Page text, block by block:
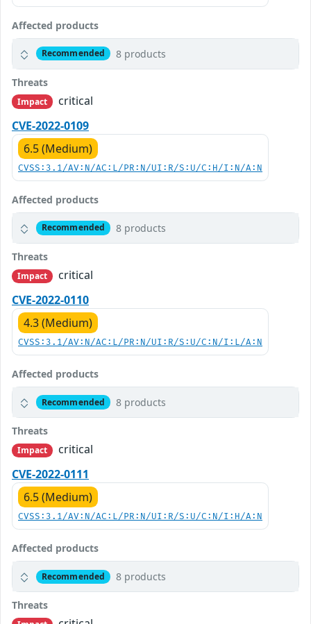
Affected products
Recommended 8 products
Threats
Impact
critical
CVE-2022-0109
6.5 (Medium)
CVSS:3.1/AV:N/AC:L/PR:N/UI:R/S:U/C:H/I:N/A:N
Affected products
Recommended 8 products
Threats
Impact
critical
CVE-2022-0110
4.3 (Medium)
CVSS:3.1/AV:N/AC:L/PR:N/UI:R/S:U/C:N/I:L/A:N
Affected products
Recommended 8 products
Threats
Impact
critical
CVE-2022-0111
6.5 (Medium)
CVSS:3.1/AV:N/AC:L/PR:N/UI:R/S:U/C:N/I:H/A:N
Affected products
Recommended 8 products
Threats